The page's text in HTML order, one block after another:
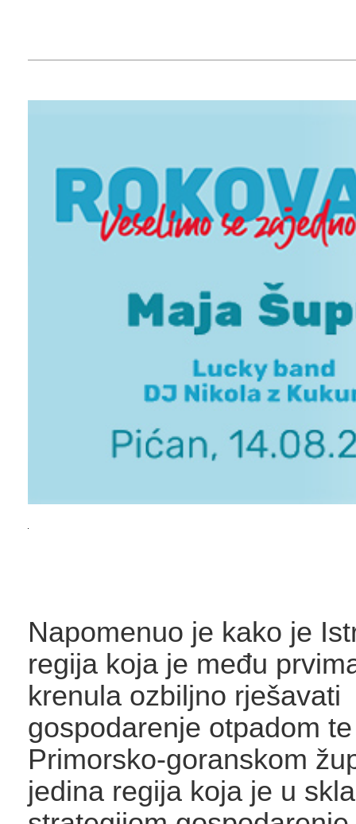
Napomenuo je kako je
regija koja je među
krenula ozbiljno rješavati
gospodarenje otpadom
Primorsko-goranskom
jedina regija koja je u